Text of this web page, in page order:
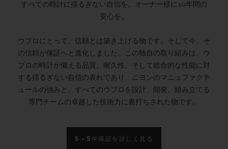
すべての時計に揺るぎない自信を。オーナー様に10年間の
安心を。
ウブロにとって、信頼とは築き上げる物です。そして今、そ
の信頼が保証へと進化しました。この独自の取り組みは、ウ
ブロの時計が備える品質、耐久性、そして総合的な性能に対
する揺るぎない自信の表れであり、ニヨンのマニュファクチ
ュールの強みと、すべてのウブロを設計、開発、組み立てる
専門チームの卓越した技術力に裏打ちされた物です。
5＋5年保証を詳しく見る